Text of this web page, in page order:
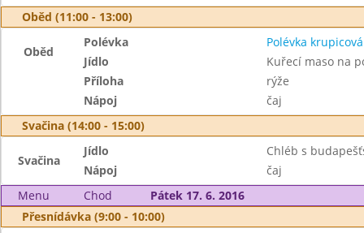
Oběd (11:00 - 13:00)
Oběd
Polévka
Polévka
Jídlo
Kuřecí maso na
Příloha
rýže
Nápoj
čaj
Svačina (14:00 - 15:00)
Svačina
Jídlo
Chléb s
Nápoj
čaj
Menu
Chod
Pátek 17. 6. 2016
Přesnídávka (9:00 - 10:00)